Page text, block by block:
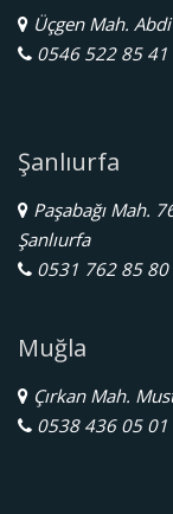
Üçgen Mah.
0546 522 85 41
Şanlıurfa
Paşabağı Mah.
Şanlıurfa
0531 762 85 80
Muğla
Çırkan Mah.
0538 436 05 01